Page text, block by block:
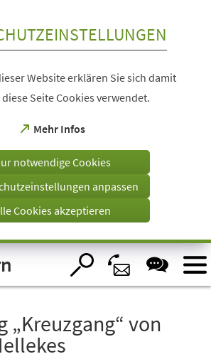
Website erklären Sie sich damit
Seite Cookies verwendet.
Mehr Infos
(Öffnet
einem
Tab)
notwendige Cookies
anpassen
Cookies akzeptieren
„Kreuzgang“ von